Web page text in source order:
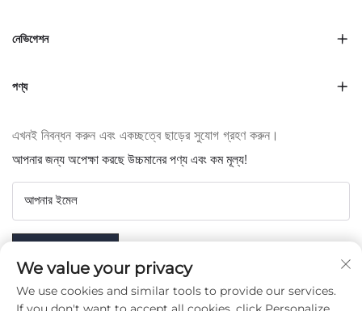
নেভিগেশন
পণ্য
এখনই নিবন্ধন করুন এবং একচ্ছত্বে ছাড়ের সুযোগ গ্রহণ করুন।
আপনার জন্য অপেক্ষা করছে উচ্চমানের পণ্য এবং কম মূল্য!
আপনার ইমেল
We value your privacy
We use cookies and similar tools to provide our services.